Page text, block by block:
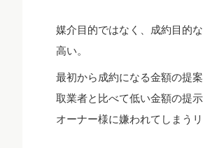
媒介目的ではなく、成約目的
高い。
最初から成約になる金額の提
取業者と比べて低い金額の提示
オーナー様に嫌われてしまうリ